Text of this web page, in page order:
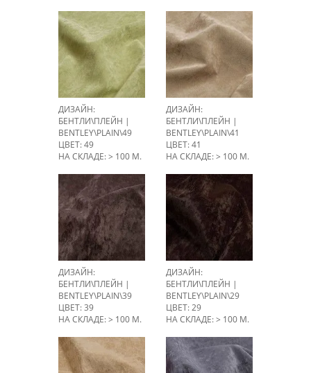
ДИЗАЙН:
БЕНТЛИ\ПЛЕЙН |
BENTLEY\PLAIN\49
ЦВЕТ: 49
НА СКЛАДЕ: > 100 М.
ДИЗАЙН:
БЕНТЛИ\ПЛЕЙН |
BENTLEY\PLAIN\41
ЦВЕТ: 41
НА СКЛАДЕ: > 100 М.
ДИЗАЙН:
БЕНТЛИ\ПЛЕЙН |
BENTLEY\PLAIN\39
ЦВЕТ: 39
НА СКЛАДЕ: > 100 М.
ДИЗАЙН:
БЕНТЛИ\ПЛЕЙН |
BENTLEY\PLAIN\29
ЦВЕТ: 29
НА СКЛАДЕ: > 100 М.